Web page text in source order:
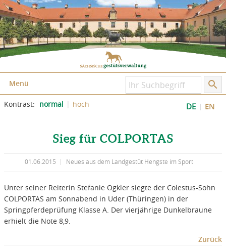
Zum Inhalt springen
Zum Seitenfuß springen
Menü
Kontrast: normal hoch EN
DE
Sieg für COLPORTAS
01.06.2015 Neues aus dem Landgestüt Hengste im Sport
Unter seiner Reiterin Stefanie Ogkler siegte der Colestus-Sohn
COLPORTAS am Sonnabend in Uder (Thüringen) in der
Springpferdeprüfung Klasse A. Der vierjährige Dunkelbraune
erhielt die Note 8,9.
Zurück